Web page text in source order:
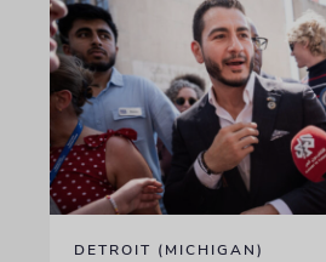
DETROIT (MICHIGAN)